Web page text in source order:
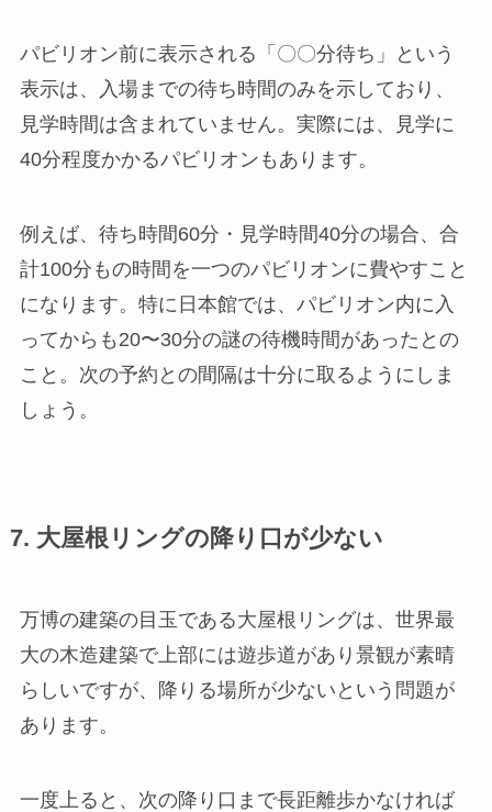
パビリオン前に表示される「〇〇分待ち」という
表示は、入場までの待ち時間のみを示しており、
見学時間は含まれていません。実際には、見学に
40分程度かかるパビリオンもあります。
例えば、待ち時間60分・見学時間40分の場合、合
計100分もの時間を一つのパビリオンに費やすこと
になります。特に日本館では、パビリオン内に入
ってからも20〜30分の謎の待機時間があったとの
こと。次の予約との間隔は十分に取るようにしま
しょう。
7. 大屋根リングの降り口が少ない
万博の建築の目玉である大屋根リングは、世界最
大の木造建築で上部には遊歩道があり景観が素晴
らしいですが、降りる場所が少ないという問題が
あります。
一度上ると、次の降り口まで長距離歩かなければ